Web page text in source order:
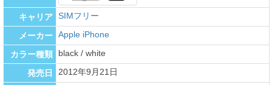
キャリア SIMフリー
メーカー Apple iPhone
カラー種類 black / white
発売日 2012年9月21日